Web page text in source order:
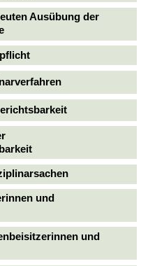
Ausübung der
und
und